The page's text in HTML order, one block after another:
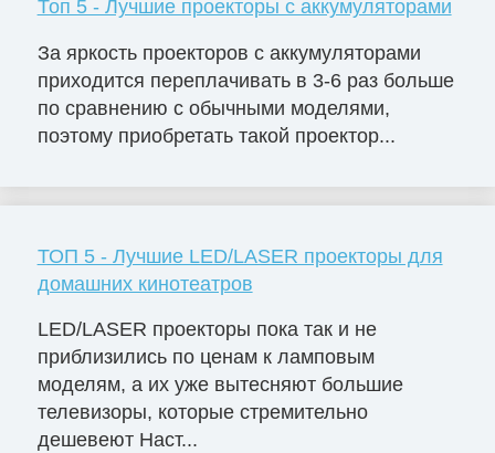
Топ 5 - Лучшие проекторы с аккумуляторами
За яркость проекторов с аккумуляторами
приходится переплачивать в 3-6 раз больше
по сравнению с обычными моделями,
поэтому приобретать такой проектор...
ТОП 5 - Лучшие LED/LASER проекторы для
домашних кинотеатров
LED/LASER проекторы пока так и не
приблизились по ценам к ламповым
моделям, а их уже вытесняют большие
телевизоры, которые стремительно
дешевеют Наст...